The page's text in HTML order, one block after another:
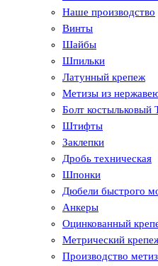
Наше производство
Винты
Шайбы
Шпильки
Латунный крепеж
Метизы из
Болт
Штифты
Заклепки
Дробь техническая
Шпонки
Дюбели быстрого
Анкеры
Оцинкованный
Метрический
Производство